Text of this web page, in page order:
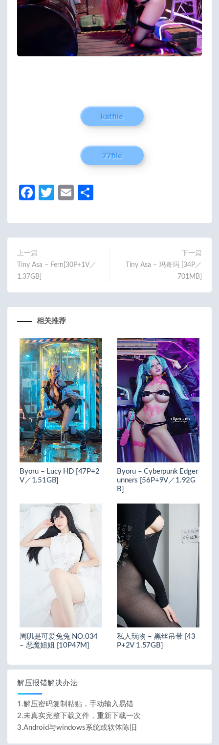
katfile
77file
Fa
b
o
o
k
T
itt
er
E
ail
上一篇
Tiny Asa – Fern[30P+1V／
1.37GB]
下一篇
Tiny Asa – 玛奇玛 [34P／
701MB]
相关推荐
Byoru – Lucy HD [47P+2
V／1.51GB]
Byoru – Cyberpunk Edger
unners [56P+9V／1.92G
B]
周叽是可爱兔兔 NO.034
– 恶魔姐姐 [10P47M]
私人玩物 – 黑丝吊带 [43
P+2V 1.57GB]
解压报错解决办法
1.解压密码复制粘贴，手动输入易错
2.未真实完整下载文件，重新下载一次
3.Android与windows系统或软体陈旧